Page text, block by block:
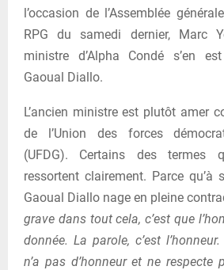
l’occasion de l’Assemblée
RPG du samedi dernier, Marc
ministre d’Alpha Condé s’en
Gaoual Diallo.
L’ancien ministre est plutôt amer
de l’Union des forces
(UFDG). Certains des termes
ressortent clairement. Parce qu’à
Gaoual Diallo nage en pleine
grave dans tout cela, c’est que
donnée. La parole, c’est
n’a pas d’honneur et ne respecte